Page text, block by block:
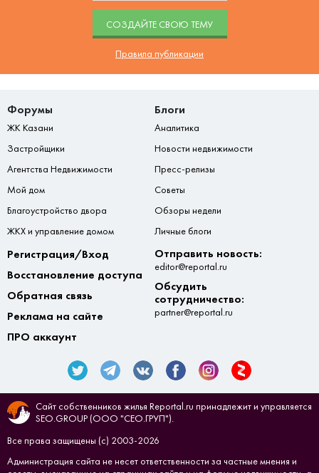
CОЗДАЙТЕ СВОЮ ТЕМУ
Правила публикации
Форумы
ЖК Казани
Застройщики
Агентства Недвижимости
Мой дом
Благоустройство двора
ЖКХ и управление домом
Блоги
Аналитика
Новости недвижимости
Пресс-релизы
Советы
Обзоры недели
Личные блоги
Регистрация/Вход
Восстановление доступа
Обратная связь
Реклама на сайте
ПРО аккаунт
Отправить новость:
editor@reportal.ru
Обсудить
сотрудничество:
partner@reportal.ru
Сайт собственников жилья Reportal.ru принадлежит и управляется
SEO.GROUP (ООО "СЕО.ГРУП").
Все права защищены (с) 2003-2026
Администрация сайта не несет ответственности за частные мнения и